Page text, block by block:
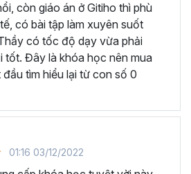
đã mở khóa học vềThủ thuật
tuần - EXG02 với hơn7h+ học
kèmbạn sẽ nhận được nhiều lợi
người có trình độ chuyên môn
thực tiễn dày dặn đã và đang đào
Vietcombank, MIC, Tập
TH True Milk
còn giáo án ở Gitiho thì phù
có bài tập làm xuyên suốt
có tốc độ dạy vừa phải
tốt. Đây là khóa học nên mua
tìm hiểu lại từ con số 0
01:16 03/12/2022